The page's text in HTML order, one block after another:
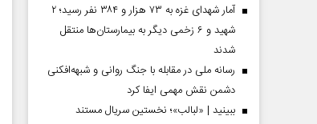
آمار شهدای غزه به ۷۳ هزار و ۳۸۴ نفر رسید؛ ۲
شهید و ۶ زخمی دیگر به بیمارستان‌ها منتقل
شدند
رسانه ملی در مقابله با جنگ روانی و شبهه‌افکنی
دشمن نقش مهمی ایفا کرد
ببینید | «لبالب»؛ نخستین سریال مستند